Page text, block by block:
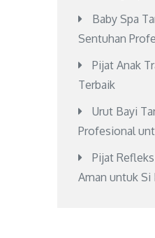
Baby Spa
Sentuhan
Pijat Anak
Terbaik
Urut Bayi
Profesional
Pijat
Aman untuk Si